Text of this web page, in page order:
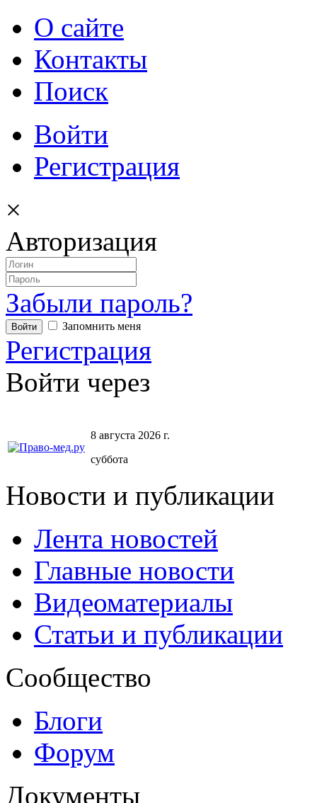
О сайте
Контакты
Поиск
Войти
Регистрация
×
Авторизация
Забыли пароль?
Запомнить меня
Регистрация
Войти через
8 августа 2026 г.
суббота
Новости и публикации
Лента новостей
Главные новости
Видеоматериалы
Статьи и публикации
Сообщество
Блоги
Форум
Документы